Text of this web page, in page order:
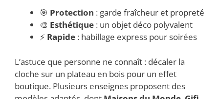
🎯 Protection : garde fraîcheur et propreté
🎨 Esthétique : un objet déco polyvalent
⚡ Rapide : habillage express pour soirées
L’astuce que personne ne connaît : décaler la
cloche sur un plateau en bois pour un effet
boutique. Plusieurs enseignes proposent des